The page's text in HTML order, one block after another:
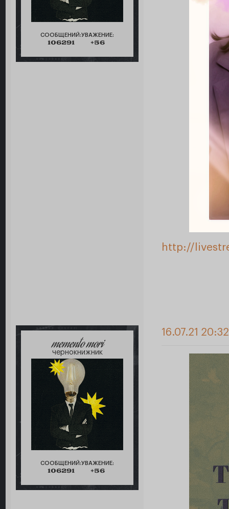
СООБЩЕНИЙ:
106291
УВАЖЕНИЕ:
+56
http://
memento mori
чернокнижник
СООБЩЕНИЙ:
106291
УВАЖЕНИЕ:
+56
16.07.21